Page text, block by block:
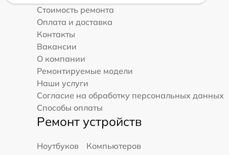
Стоимость ремонта
Оплата и доставка
Контакты
Вакансии
О компании
Ремонтируемые модели
Наши услуги
Согласие на обработку персональных данных
Способы оплаты
Ремонт устройств
Ноутбуков
Компьютеров